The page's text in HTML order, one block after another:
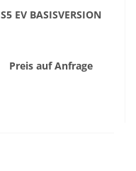
S5 EV BASISVERSION
Preis auf Anfrage